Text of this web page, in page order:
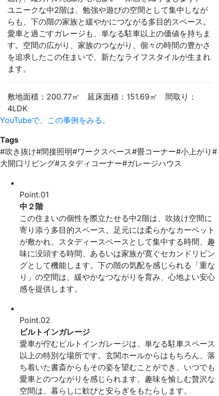
ユニークな中2階は、勉強や遊びの空間として集中しなが
らも、下の階の家族と緩やかにつながる多目的スペース。
愛車と過ごすガレージも、単なる駐車以上の価値を持ちま
す。空間の広がり、家族のつながり、個々の時間の豊かさ
を追求したこの住まいで、新たなライフスタイルが生まれ
ます。
敷地面積：200.77㎡ 延床面積：151.69㎡ 間取り：
4LDK
YouTubeで、この事例をみる。
Tags
#吹き抜け#間接照明#ワークスペース#畳コーナー#小上がり #
大開口リビング#スタディコーナー#ガレージハウス
Point.01
中２階
この住まいの個性を際立たせる中2階は、吹抜け空間に
寄り添う多目的スペース。足元には柔らかなカーペット
が敷かれ、スタディースペースとして集中する時間、趣
味に没頭する時間、あるいは家族が寛ぐセカンドリビン
グとして機能します。下の階の気配を感じられる「重な
り」の空間は、緩やかなつながりを育み、心地よい安心
感を提供します。
Point.02
ビルトインガレージ
愛車が佇むビルトインガレージは、単なる駐車スペース
以上の特別な場所です。玄関ホールからはもちろん、落
ち着いた書斎からもその姿を望むことができ、いつでも
愛車とのつながりを感じられます。趣味を愉しむ贅沢な
空間は、暮らしに歓びと安らぎをもたらします。